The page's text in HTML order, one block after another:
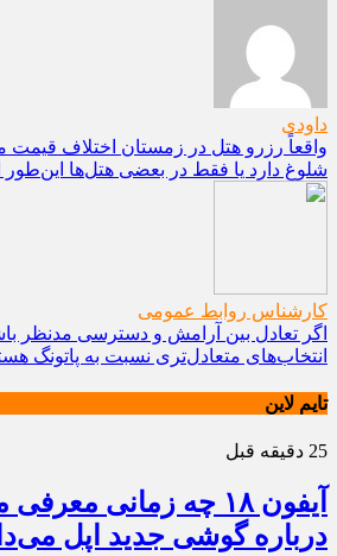
داودی
واقعاً رزرو هتل در زمستان اختلاف
شلوغ دارد یا فقط در بعضی هتل‌ها
کارشناس روابط عمومی
اگر تعادل بین آرامش و دسترسی مدنظر
انتخاب‌های متعادل‌تری نسبت به پاتونگ
تایم لاین
25 دقیقه قبل
آیفون ۱۸ چه زمانی
درباره گوشی جدید اپل